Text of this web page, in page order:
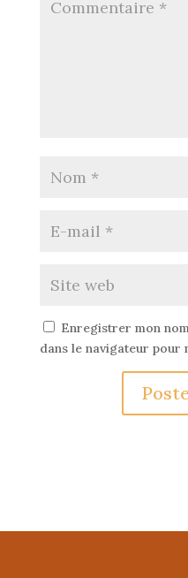
Enregistrer mon
dans le navigateur pour